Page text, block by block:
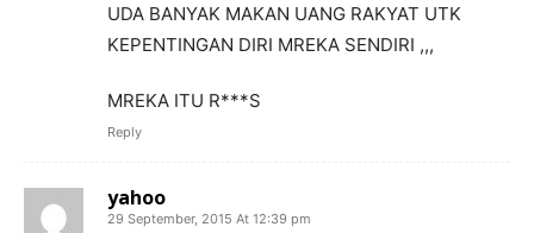
UDA BANYAK MAKAN UANG RAKYAT UTK
KEPENTINGAN DIRI MREKA SENDIRI ,,,
MREKA ITU R***S
Reply
yahoo
29 September, 2015 At 12:39 pm